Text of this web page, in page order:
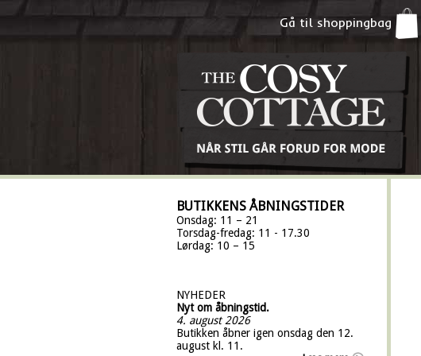
Gå til shoppingbag
BUTIKKENS ÅBNINGSTIDER
Onsdag: 11 – 21
Torsdag-fredag: 11 - 17.30
Lørdag: 10 – 15
NYHEDER
Nyt om åbningstid.
4. august 2026
Butikken åbner igen onsdag den 12.
august kl. 11.